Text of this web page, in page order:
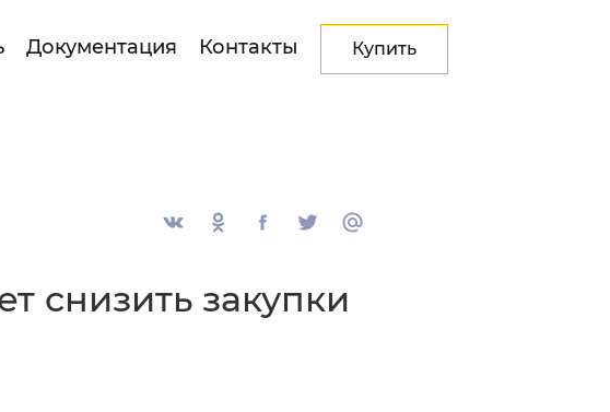
Документация Контакты Купить
снизить закупки